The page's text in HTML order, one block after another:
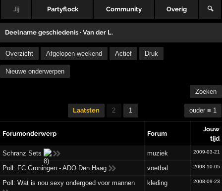
Jij Partyflock Community Overig 🔍
Deelname geschiedenis ·Van der L.
Overzicht Afgelopen weekend Actief Druk
Nieuwe onderwerpen
Zoeken
Laatsten 2 1 ouder ≡ 1
Forumonderwerp Forum
Jouw
tijd
Schranz Sets
muziek 2009-03-21
Poll: FC Groningen - ADO Den Haag voetbal 2008-10-05
Poll:Wat is nou sexy ondergoed voor mannen kleding 2008-09-23